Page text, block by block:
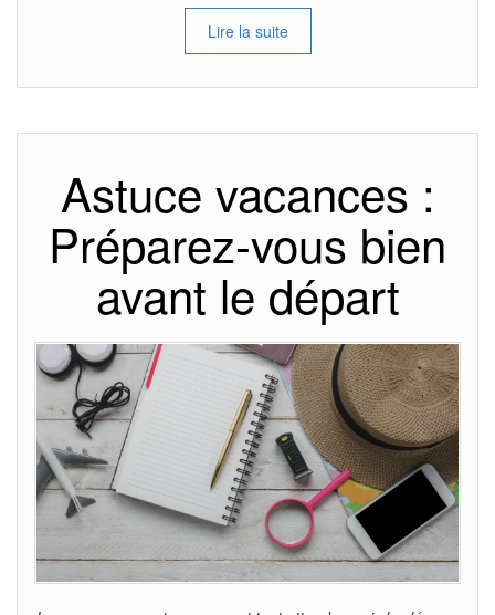
Lire la suite
Astuce vacances :
Préparez-vous bien
avant le départ